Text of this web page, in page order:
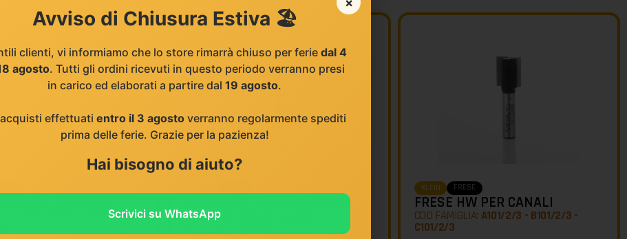
CON PROFILO A V
A109 - B109 - C109 - A110 -
FRESE HW PER GIUNZIONI A
CODA DI RONDINE Z2
COD FAMIGLIA:A108
KLEIN FRESE
FRESE HW PER CANALI
COD FAMIGLIA: A101/2/3 - B101/2/3 -
C101/2/3
Avviso di Chiusura Estiva 🏖️
clienti, vi informiamo che lo store rimarrà chiuso per ferie dal 4
agosto. Tutti gli ordini ricevuti in questo periodo verranno presi
in carico ed elaborati a partire dal 19 agosto.
effettuati entro il 3 agostoverranno regolarmente spediti
prima delle ferie. Grazie per la pazienza!
Hai bisogno di aiuto?
Scrivici su WhatsApp